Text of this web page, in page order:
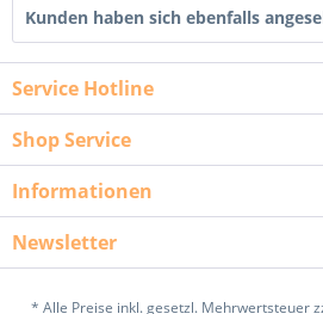
Kunden haben sich ebenfalls
Service Hotline
Shop Service
Informationen
Newsletter
* Alle Preise inkl. gesetzl. Mehrwertsteuer